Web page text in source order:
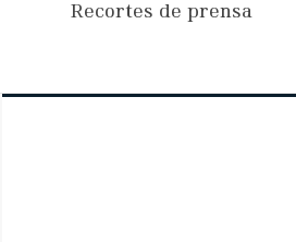
Recortes de prensa